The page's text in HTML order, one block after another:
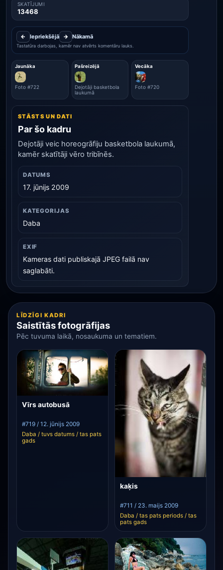
SKATĪJUMI
13468
← Iepriekšējā → Nākamā
Tastatūra darbojas, kamēr nav atvērts komentāru lauks.
Jaunāka
Foto #722
Pašreizējā
Dejotāji basketbola
laukumā
Vecāka
Foto #720
STĀSTS UN DATI
Par šo kadru
Dejotāji veic horeogrāfiju basketbola laukumā,
kamēr skatītāji vēro tribīnēs.
DATUMS
17. jūnijs 2009
KATEGORIJAS
Daba
EXIF
Kameras dati publiskajā JPEG failā nav
saglabāti.
LĪDZĪGI KADRI
Saistītās fotogrāfijas
Pēc tuvuma laikā, nosaukuma un tematiem.
Vīrs autobusā
#719 / 12. jūnijs 2009
Daba / tuvs datums / tas pats
gads
kaķis
#711 / 23. maijs 2009
Daba / tas pats periods / tas
pats gads